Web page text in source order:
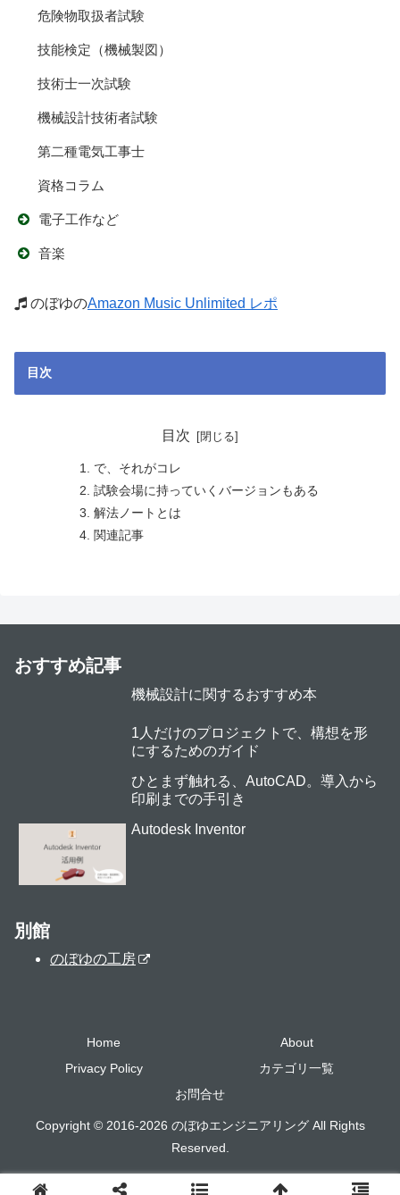
危険物取扱者試験
技能検定（機械製図）
技術士一次試験
機械設計技術者試験
第二種電気工事士
資格コラム
電子工作など
音楽
のぼゆのAmazon Music Unlimited レポ
目次
目次
で、それがコレ
試験会場に持っていくバージョンもある
解法ノートとは
関連記事
おすすめ記事
機械設計に関するおすすめ本
1人だけのプロジェクトで、構想を形
にするためのガイド
ひとまず触れる、AutoCAD。導入から
印刷までの手引き
Autodesk Inventor
別館
のぼゆの工房
Home
About
Privacy Policy
カテゴリ一覧
お問合せ
Copyright © 2016-2026 のぼゆエンジニアリング All Rights
Reserved.